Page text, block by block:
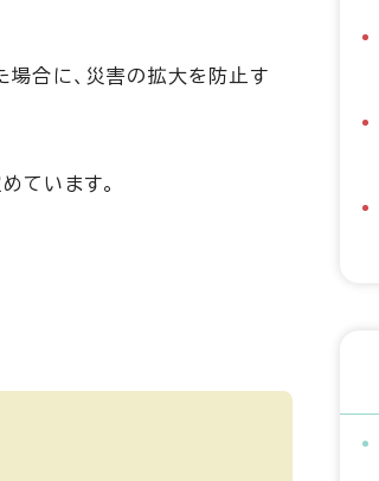
場合に、災害の拡大を防止す
ています。